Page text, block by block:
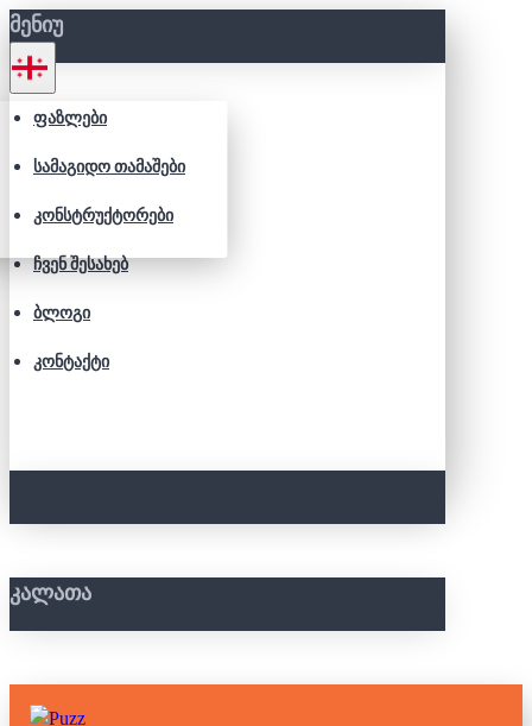
ᲛᲔᲜᲘᲣ
ᲤᲐᲖᲚᲔᲑᲘ
ᲡᲐᲛᲐᲒᲘᲓᲝ ᲗᲐᲛᲐᲨᲔᲑᲘ
ᲙᲝᲜᲡᲢᲠᲣᲥᲢᲝᲠᲔᲑᲘ
ᲩᲕᲔᲜ ᲨᲔᲡᲐᲮᲔᲑ
ᲑᲚᲝᲒᲘ
ᲙᲝᲜᲢᲐᲥᲢᲘ
ᲙᲐᲚᲐᲗᲐ